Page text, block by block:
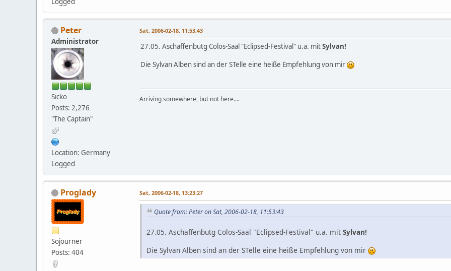
Peter
Administrator
Sicko
Posts: 2,276
"The Captain"
Location: Germany
Logged
Sat, 2006-02-18, 11:53:43
27.05. Aschaffenbutg Colos-Saal "Eclipsed-Festival" u.a. mitSylvan!
Die Sylvan Alben sind an der STelle eine heiße Empfehlung von mir
Arriving somewhere, but not here....
Proglady
Sojourner
Posts: 404
Sat, 2006-02-18, 13:23:27
Quote from: Peter on Sat, 2006-02-18, 11:53:43
27.05. Aschaffenbutg Colos-Saal "Eclipsed-Festival" u.a. mit Sylvan!
Die Sylvan Alben sind an der STelle eine heiße Empfehlung von mir